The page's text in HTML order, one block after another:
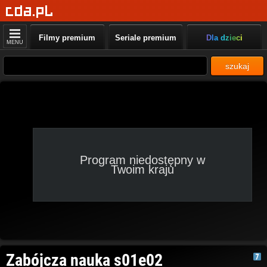
MENU Filmy premium Seriale premium Dla dzieci
szukaj
Program niedostępny w
Twoim kraju
Zabójcza nauka s01e02